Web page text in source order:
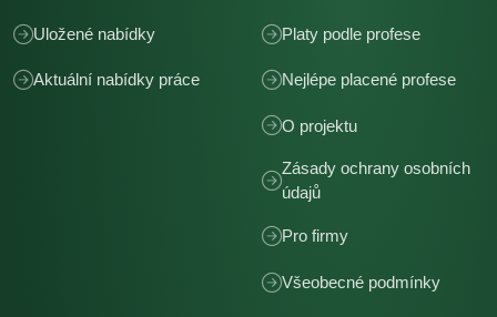
Uložené nabídky
Aktuální nabídky práce
Platy podle profese
Nejlépe placené profese
O projektu
Zásady ochrany osobních
údajů
Pro firmy
Všeobecné podmínky